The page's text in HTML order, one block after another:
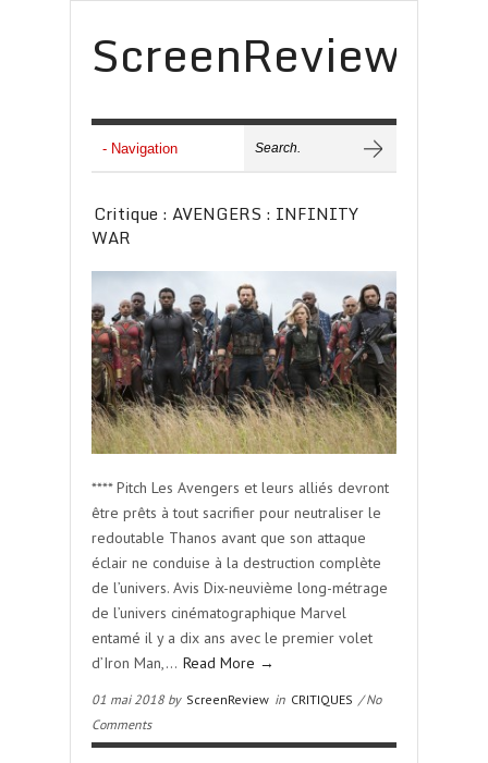
ScreenReview
Critique : AVENGERS : INFINITY
WAR
**** Pitch Les Avengers et leurs alliés devront
être prêts à tout sacrifier pour neutraliser le
redoutable Thanos avant que son attaque
éclair ne conduise à la destruction complète
de l’univers. Avis Dix-neuvième long-métrage
de l’univers cinématographique Marvel
entamé il y a dix ans avec le premier volet
d’Iron Man,… Read More →
01 mai 2018 by ScreenReview in CRITIQUES / No
Comments